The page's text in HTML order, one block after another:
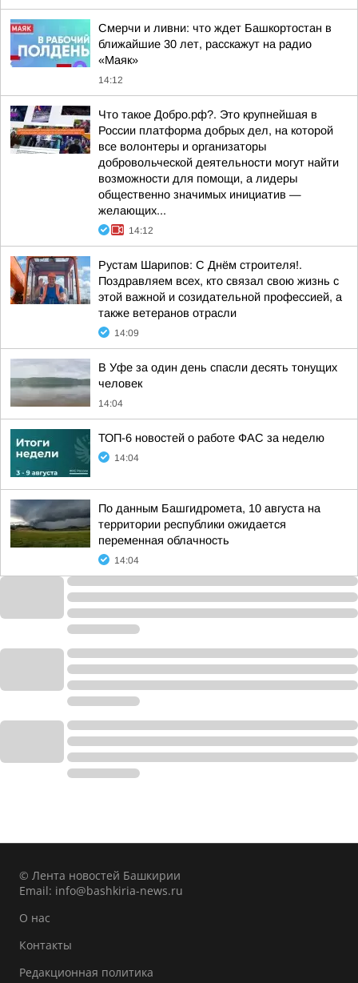
Смерчи и ливни: что ждет Башкортостан в
ближайшие 30 лет, расскажут на радио
«Маяк»
14:12
Что такое Добро.рф?. Это крупнейшая в
России платформа добрых дел, на которой
все волонтеры и организаторы
добровольческой деятельности могут найти
возможности для помощи, а лидеры
общественно значимых инициатив —
желающих...
14:12
Рустам Шарипов: С Днём строителя!.
Поздравляем всех, кто связал свою жизнь с
этой важной и созидательной профессией, а
также ветеранов отрасли
14:09
В Уфе за один день спасли десять тонущих
человек
14:04
ТОП-6 новостей о работе ФАС за неделю
14:04
По данным Башгидромета, 10 августа на
территории республики ожидается
переменная облачность
14:04
© Лента новостей Башкирии
Email: info@bashkiria-news.ru
О нас
Контакты
Редакционная политика